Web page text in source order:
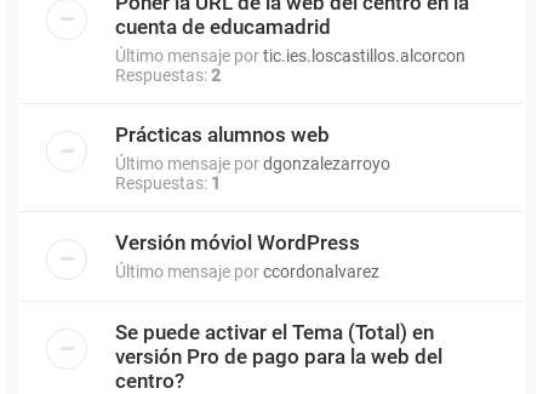
cuenta de educamadrid
Último mensaje portic.ies.loscastillos.alcorcon
Respuestas:2
Prácticas alumnos web
Último mensaje pordgonzalezarroyo
Respuestas: 1
Versión móviol WordPress
Último mensaje porccordonalvarez
Se puede activar el Tema (Total) en
versión Pro de pago para la web del
centro?